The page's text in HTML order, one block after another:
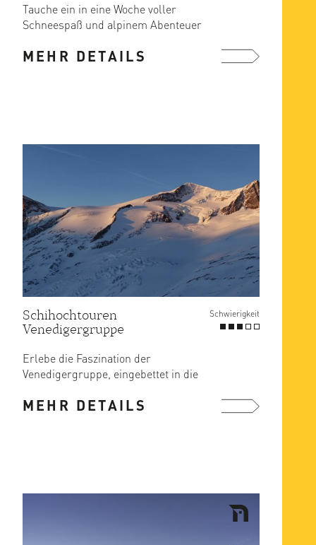
Tauche ein in eine Woche voller
Schneespaß und alpinem Abenteuer
MEHR DETAILS
Schihochtouren
Venedigergruppe
Schwierigkeit
Erlebe die Faszination der
Venedigergruppe, eingebettet in die
MEHR DETAILS